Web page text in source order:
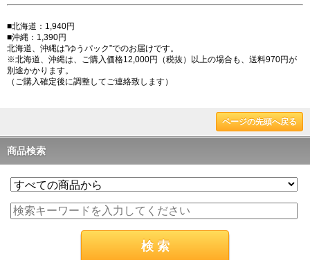
■北海道：1,940円
■沖縄：1,390円
北海道、沖縄は”ゆうパック”でのお届けです。
※北海道、沖縄は、ご購入価格12,000円（税抜）以上の場合も、送料970円が
別途かかります。
（ご購入確定後に調整してご連絡致します）
ページの先頭へ戻る
商品検索